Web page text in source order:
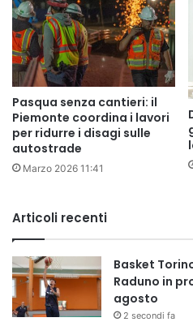
Pasqua senza cantieri: il
Piemonte coordina i lavori
per ridurre i disagi sulle
autostrade
Marzo 2026 11:41
Articoli recenti
Basket
Raduno in
agosto
2 secondi fa